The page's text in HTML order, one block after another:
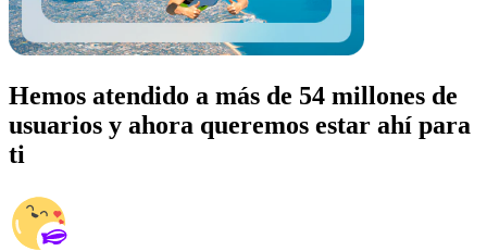
Hemos atendido a más de 54 millones de
usuarios y ahora queremos estar ahí para
ti